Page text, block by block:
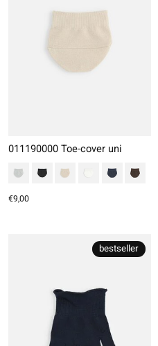
011190000 Toe-cover uni
€9,00
bestseller